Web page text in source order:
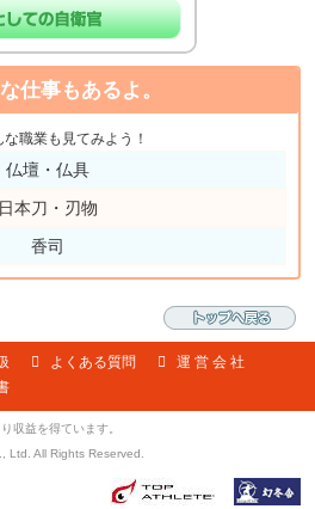
仕事もあるよ。
な職業も見てみよう！
仏壇・仏具
日本刀・刃物
香司
よくある質問
運 営 会 社
収益を得ています。
Ltd. All Rights Reserved.